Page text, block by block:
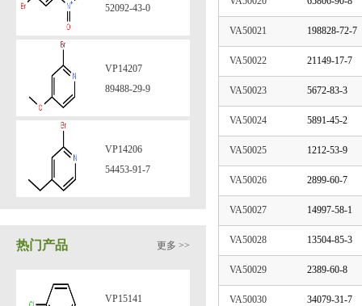
52092-43-0
VP14207
89488-29-9
VP14206
54453-91-7
更多 >>
热门产品
VP15141
VA50021 198828-72-7
VA50022 21149-17-7
VA50023 5672-83-3
VA50024 5891-45-2
VA50025 1212-53-9
VA50026 2899-60-7
VA50027 14997-58-1
VA50028 13504-85-3
VA50029 2389-60-8
VA50030 34079-31-7